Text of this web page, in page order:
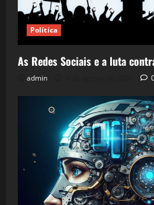
Política
As Redes Sociais e a luta
admin